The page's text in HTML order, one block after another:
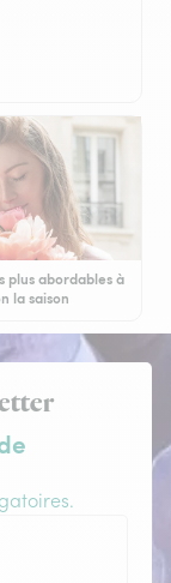
plus abordables à
la saison